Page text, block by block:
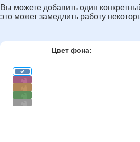
Вы можете добавить один
это может замедлить работу
Цвет фона: